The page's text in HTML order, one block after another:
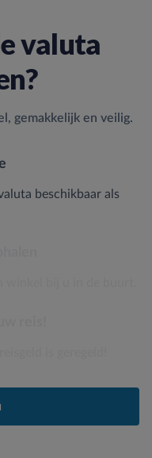
valuta
gemakkelijk en veilig.
beschikbaar als